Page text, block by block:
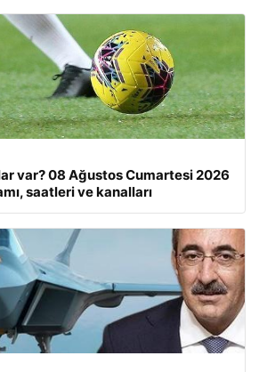
var? 08 Ağustos Cumartesi 2026
saatleri ve kanalları